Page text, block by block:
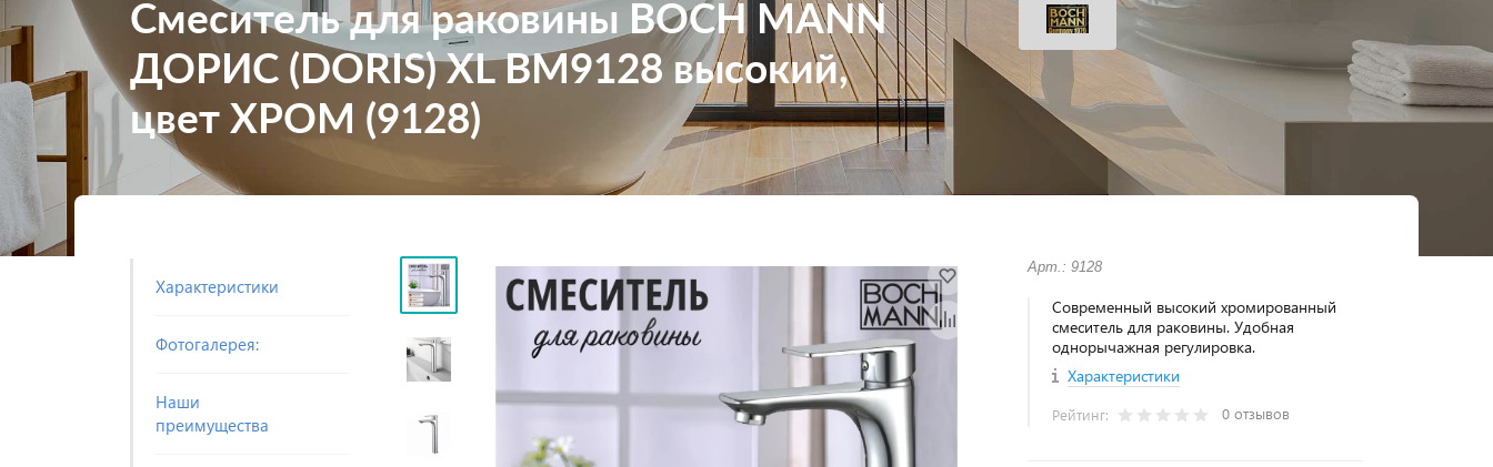
Смеситель для раковины BOCH MANN
ДОРИС (DORIS) XL BM9128 высокий,
цвет ХРОМ (9128)
Характеристики
Фотогалерея:
Наши
преимущества
Арт.: 9128
Современный высокий хромированный
смеситель для раковины. Удобная
однорычажная регулировка.
Характеристики
Рейтинг: 0 отзывов